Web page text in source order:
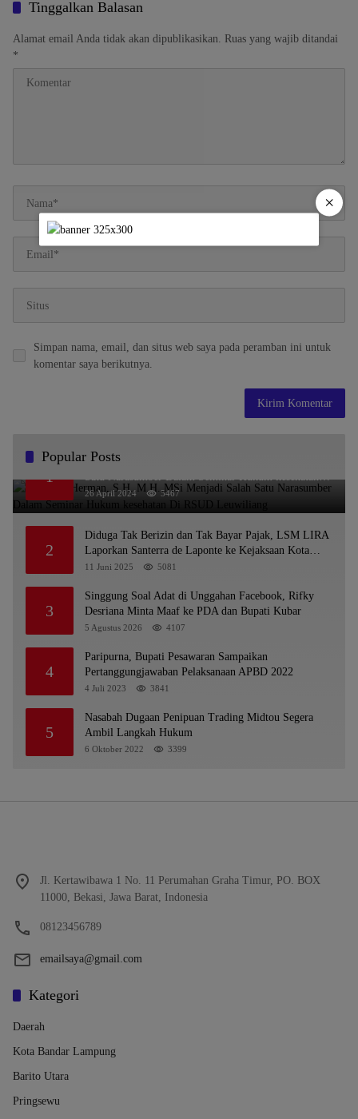
Tinggalkan Balasan
Alamat email Anda tidak akan dipublikasikan. Ruas yang wajib ditandai
*
Simpan nama, email, dan situs web saya pada peramban ini untuk
komentar saya berikutnya.
Popular Posts
1
Dr. KMS Herman, S.H.,M.H.,MSi Menjadi Salah
Satu Narasumber Dalam Seminar Hukum kesehatan
Di RSUD Leuwiliang
26 April 2024 5467
2
Diduga Tak Berizin dan Tak Bayar Pajak, LSM LIRA
Laporkan Santerra de Laponte ke Kejaksaan Kota
Batu
11 Juni 2025 5081
3
Singgung Soal Adat di Unggahan Facebook, Rifky
Desriana Minta Maaf ke PDA dan Bupati Kubar
5 Agustus 2026 4107
4
Paripurna, Bupati Pesawaran Sampaikan
Pertanggungjawaban Pelaksanaan APBD 2022
4 Juli 2023 3841
5
Nasabah Dugaan Penipuan Trading Midtou Segera
Ambil Langkah Hukum
6 Oktober 2022 3399
Jl. Kertawibawa 1 No. 11 Perumahan Graha Timur, PO. BOX
11000, Bekasi, Jawa Barat, Indonesia
08123456789
emailsaya@gmail.com
Kategori
Daerah
Kota Bandar Lampung
Barito Utara
Pringsewu
×